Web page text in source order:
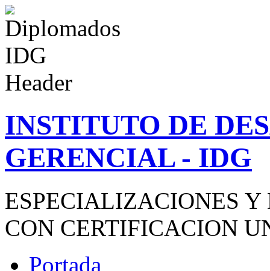
INSTITUTO DE
GERENCIAL - IDG
ESPECIALIZACIONES
CON CERTIFICACION
Portada